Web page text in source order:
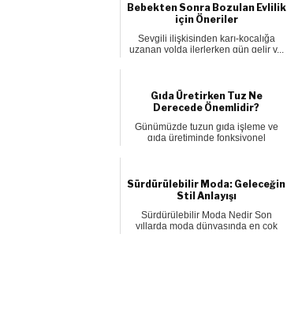
Bebekten Sonra Bozulan Evlilik
için Öneriler
Sevgili ilişkisinden karı-kocalığa
uzanan yolda ilerlerken gün gelir v...
Gıda Üretirken Tuz Ne
Derecede Önemlidir?
Günümüzde tuzun gıda işleme ve
gıda üretiminde fonksiyonel
Sürdürülebilir Moda: Geleceğin
Stil Anlayışı
Sürdürülebilir Moda Nedir Son
yıllarda moda dünyasında en çok